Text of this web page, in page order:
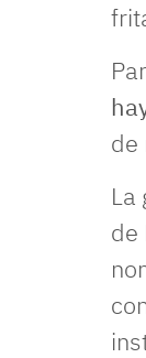
de
La
de